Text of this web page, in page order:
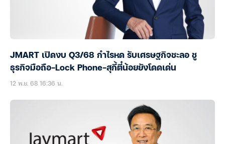
JMART เปิดงบ Q3/68 กำไรหด รับเศรษฐกิจชะลอ ชู
ธุรกิจมือถือ-Lock Phone-สุกี้ตี๋น้อยยังโดดเด่น
12 พ.ย. 68 16:36 น.